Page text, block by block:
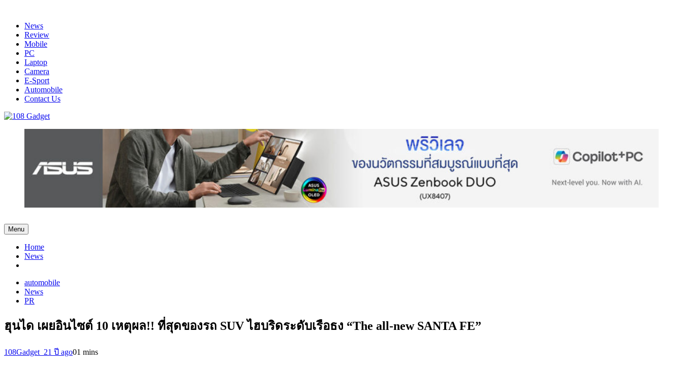
contentNews
Review
Mobile
PC
Laptop
Camera
E-Sport
Automobile
Contact Us
รวบรวมเรื่องราว Gadget IT ,Laptop, Smartphone , ยานยนต์
Menu
Home
News
automobile
News
PR
ฮุนได เผยอินไซต์ 10 เหตุผล!! ที่สุดของรถ SUV ไฮบริดระดับเรือธง “The all-new SANTA FE”
108Gadget_21 ปี ago01 mins